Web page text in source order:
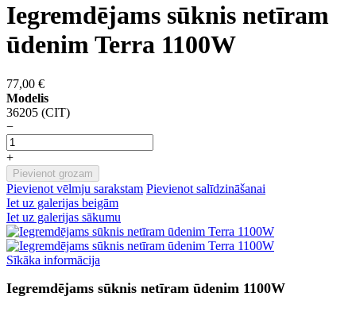
Iegremdējams sūknis netīram
ūdenim Terra 1100W
77,00 €
Modelis
36205 (CIT)
−
+
Pievienot grozam
Pievienot vēlmju sarakstam Pievienot salīdzināšanai
Iet uz galerijas beigām
Iet uz galerijas sākumu
Sīkāka informācija
Iegremdējams sūknis netīram ūdenim 1100W